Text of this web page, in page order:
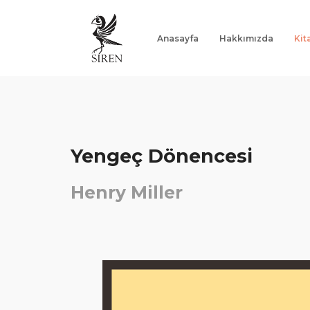
Anasayfa Hakkımızda
"Ne Varsa Kitaplarda Var"
Yengeç Dönencesi
Henry Miller